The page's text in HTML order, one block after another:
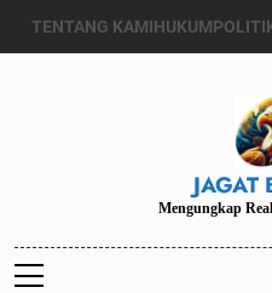
TENTANG KAMIHUKUM
JAGAT
Mengungkap